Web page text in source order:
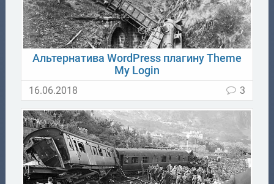
Альтернатива WordPress плагину Theme
My Login
16.06.2018 3